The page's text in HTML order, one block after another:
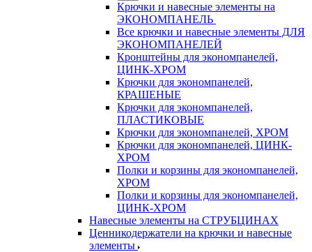
Крючки и навесные элементы на
ЭКОНОМПАНЕЛЬ
Все крючки и навесные элементы ДЛЯ
ЭКОНОМПАНЕЛЕЙ
Кронштейны для экономпанелей,
ЦИНК-ХРОМ
Крючки для экономпанелей,
КРАШЕНЫЕ
Крючки для экономпанелей,
ПЛАСТИКОВЫЕ
Крючки для экономпанелей, ХРОМ
Крючки для экономпанелей, ЦИНК-
ХРОМ
Полки и корзины для экономпанелей,
ХРОМ
Полки и корзины для экономпанелей,
ЦИНК-ХРОМ
Навесные элементы на СТРУБЦИНАХ
Ценникодержатели на крючки и навесные
элементы